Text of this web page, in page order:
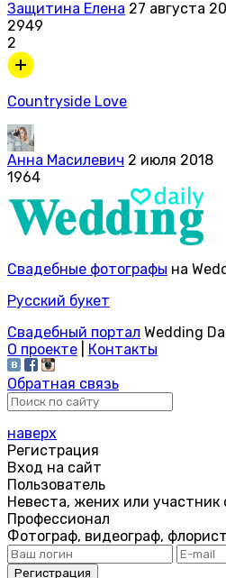
Защитина Елена 27 августа
2949
2
Countryside Love
Анна Масилевич 2 июля 2018
1964
Свадебные фотографы на
Русский букет
Свадебный портал Wedding
О проекте
Контакты
Обратная связь
наверх
Регистрация
Вход на сайт
Пользователь
Невеста, жених или
Профессионал
Фотограф, видеограф,